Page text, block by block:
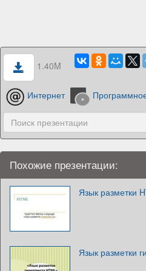
1.40M
Интернет
Похожие презентации:
Язык разметки
Язык разметки